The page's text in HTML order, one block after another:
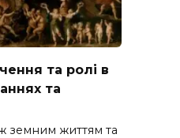
та ролі в
та
земним життям та